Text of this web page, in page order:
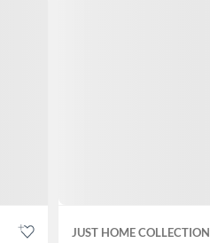
JUST HOME COLLECTION